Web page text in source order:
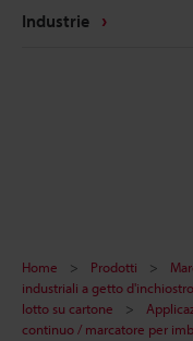
Industrie
Home Prodotti
industriali a getto
lotto su cartone
continuo / marcatore per